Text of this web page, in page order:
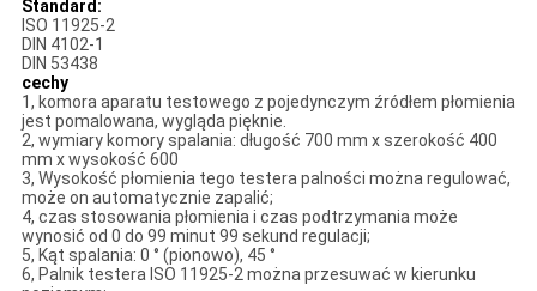
Standard:
ISO 11925-2
DIN 4102-1
DIN 53438
cechy
1, komora aparatu testowego z pojedynczym źródłem płomienia
jest pomalowana, wygląda pięknie.
2, wymiary komory spalania: długość 700 mm x szerokość 400
mm x wysokość 600
3, Wysokość płomienia tego testera palności można regulować,
może on automatycznie zapalić;
4, czas stosowania płomienia i czas podtrzymania może
wynosić od 0 do 99 minut 99 sekund regulacji;
5, Kąt spalania: 0 ° (pionowo), 45 °
6, Palnik testera ISO 11925-2 można przesuwać w kierunku